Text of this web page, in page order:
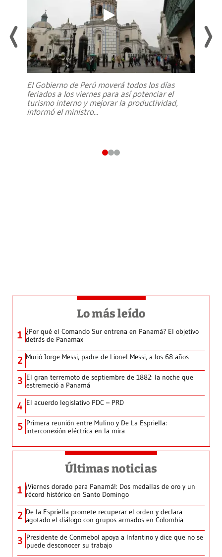
El Gobierno de Perú moverá todos los días
feriados a los viernes para así potenciar el
turismo interno y mejorar la productividad,
informó el ministro...
Lo más leído
1 ¿Por qué el Comando Sur entrena en Panamá? El objetivo
detrás de Panamax
2 Murió Jorge Messi, padre de Lionel Messi, a los 68 años
3 El gran terremoto de septiembre de 1882: la noche que
estremeció a Panamá
4 El acuerdo legislativo PDC – PRD
5 Primera reunión entre Mulino y De La Espriella:
interconexión eléctrica en la mira
Últimas noticias
1 ¡Viernes dorado para Panamá!: Dos medallas de oro y un
récord histórico en Santo Domingo
2 De la Espriella promete recuperar el orden y declara
agotado el diálogo con grupos armados en Colombia
3 Presidente de Conmebol apoya a Infantino y dice que no se
puede desconocer su trabajo